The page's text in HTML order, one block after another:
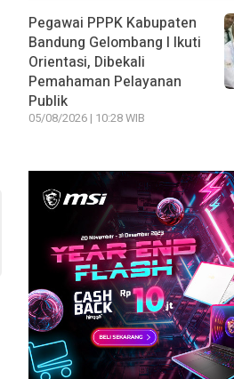
Pegawai PPPK Kabupaten
Bandung Gelombang I Ikuti
Orientasi, Dibekali
Pemahaman Pelayanan
Publik
05/08/2026 | 10:28 WIB